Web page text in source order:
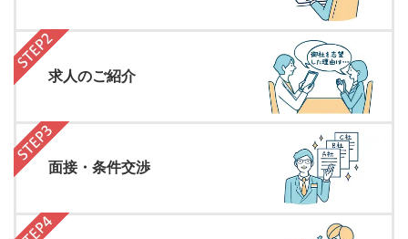
求人のご紹介
面接・条件交渉